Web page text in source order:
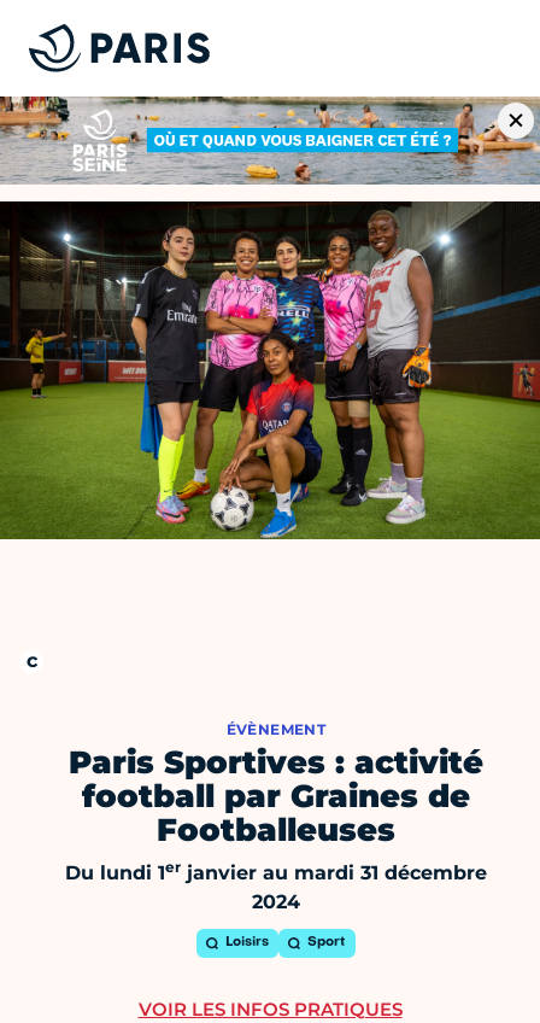
ÉVÈNEMENT
Paris Sportives : activité
football par Graines de
Footballeuses
Du lundi 1er janvier au mardi 31 décembre
2024
Loisirs Sport
VOIR LES INFOS PRATIQUES